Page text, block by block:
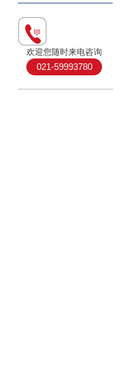
欢迎您随时来电咨询
021-59993780